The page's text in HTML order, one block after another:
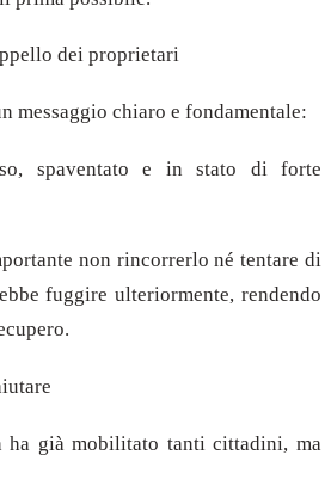
dei proprietari
messaggio chiaro e fondamentale:
spaventato e in stato di forte
non rincorrerlo né tentare di
fuggire ulteriormente, rendendo
ha già mobilitato tanti cittadini, ma